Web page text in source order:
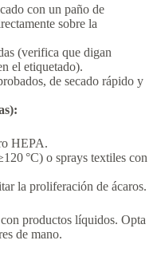
con un paño de
sobre la
(verifica que digan
el etiquetado).
de secado rápido y
HEPA.
°C) o sprays textiles con
la proliferación de ácaros.
productos líquidos. Opta
de mano.